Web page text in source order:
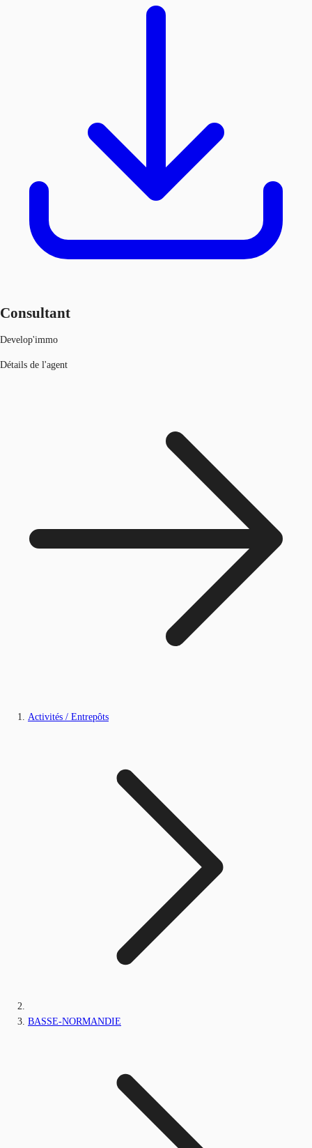
Consultant
Develop'immo
Détails de l'agent
Activités / Entrepôts
BASSE-NORMANDIE